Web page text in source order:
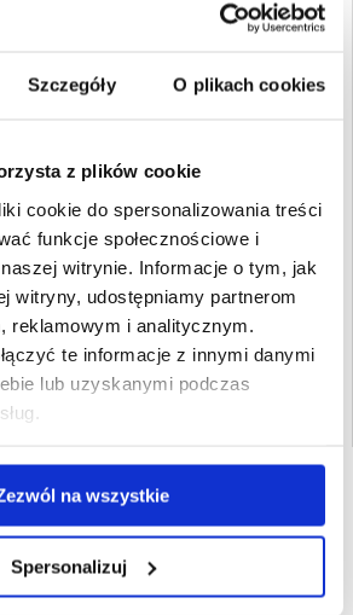
Szczegóły O plikach cookies
z plików cookie
cookie do spersonalizowania treści
funkcje społecznościowe i
witrynie. Informacje o tym, jak
witryny, udostępniamy partnerom
reklamowym i analitycznym.
te informacje z innymi danymi
lub uzyskanymi podczas
na wszystkie
Spersonalizuj
pozostając kompatybilnym z większością etui na
na zarysowania i wstrząsy, aby zapewnić
do 99,99% pospolitych bakterii i utrzymuje
podejściem
do iPhone 14 Pro jest dostarczane w opakowaniu
Pro 6.1"
do telefonów, Szkła hartowane,Szkło
hartowane iPhone 14 Pro